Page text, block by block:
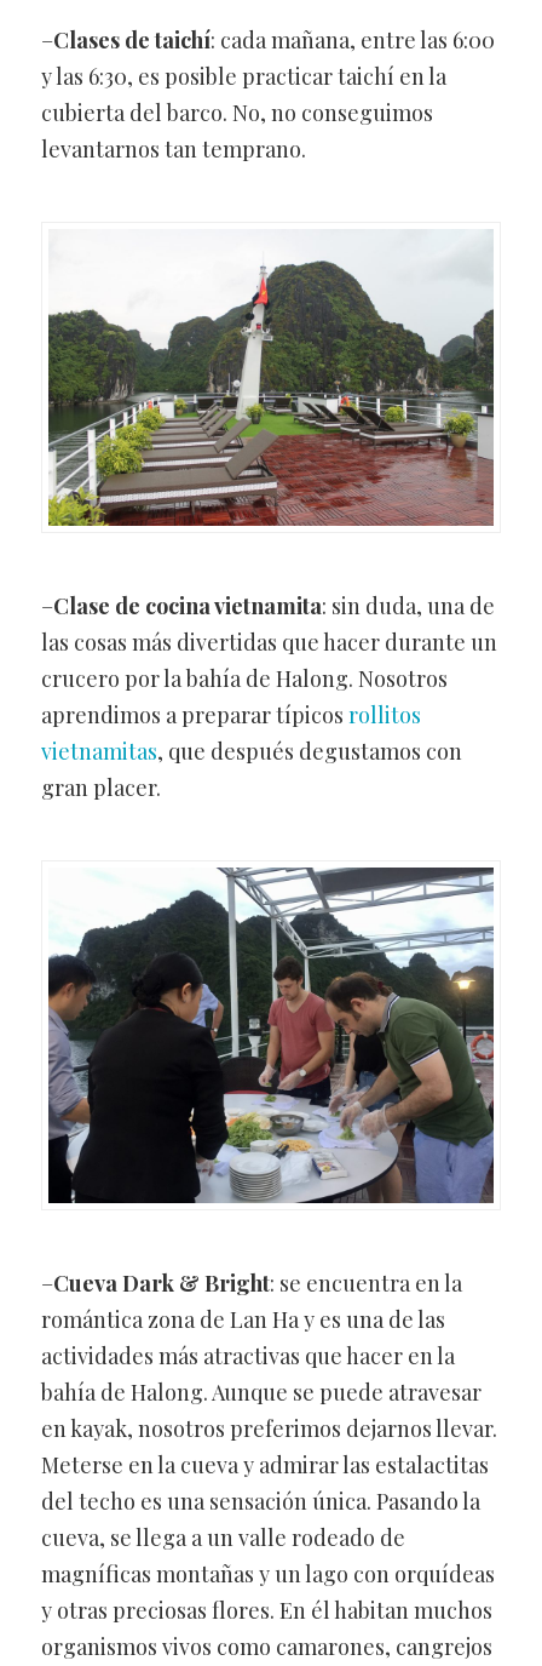
–Clases de taichí: cada mañana, entre las 6:00
y las 6:30, es posible practicar taichí en la
cubierta del barco. No, no conseguimos
levantarnos tan temprano.
–Clase de cocina vietnamita: sin duda, una de
las cosas más divertidas que hacer durante un
crucero por la bahía de Halong. Nosotros
aprendimos a preparar típicos rollitos
vietnamitas, que después degustamos con
gran placer.
–Cueva Dark & Bright: se encuentra en la
romántica zona de Lan Ha y es una de las
actividades más atractivas que hacer en la
bahía de Halong. Aunque se puede atravesar
en kayak, nosotros preferimos dejarnos llevar.
Meterse en la cueva y admirar las estalactitas
del techo es una sensación única. Pasando la
cueva, se llega a un valle rodeado de
magníficas montañas y un lago con orquídeas
y otras preciosas flores. En él habitan muchos
organismos vivos como camarones, cangrejos